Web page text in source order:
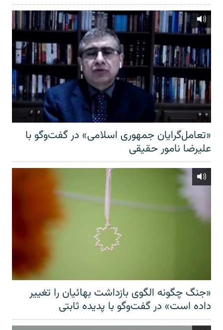
«تعامل‌گرایان جمهوری اسلامی» در گفت‌وگو با
علیرضا نامور حقیقی
«جنگ چگونه الگوی بازداشت بهائیان را تغییر
داده است» در گفت‌وگو با پدیده ثابتی